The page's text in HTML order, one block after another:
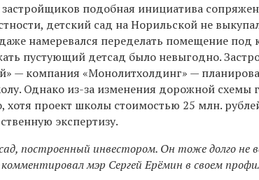
подобная инициатива
детский сад на Норильской не
намеревался переделать помещение
пустующий детсад было невыгодно.
— компания «Монолитхолдинг» —
Однако из-за изменения дорожной схемы
хотя проект школы стоимостью 25 млн.
экспертизу.
построенный инвестором. Он тоже долго не
мэр Сергей Ерёмин в своем